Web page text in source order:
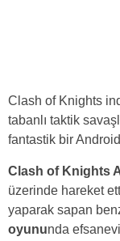
Clash of Knights
tabanlı taktik
fantastik bir
Clash of Knights
üzerinde hareket
yaparak sapan
oyununda